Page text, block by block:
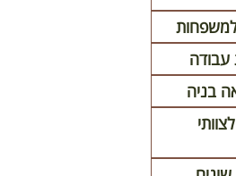
עבודה
בניה